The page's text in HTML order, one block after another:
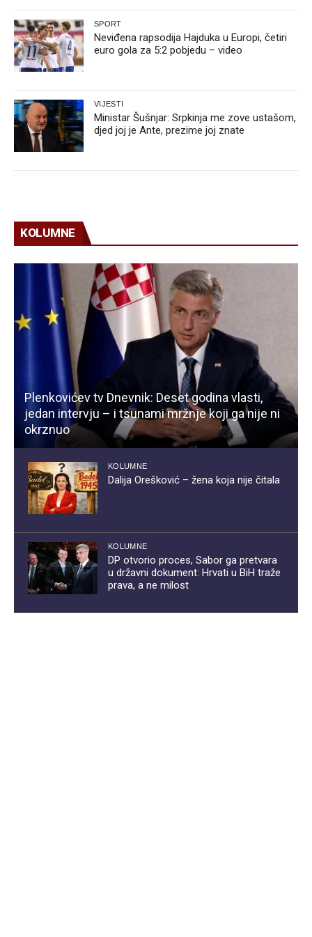
SPORT
Neviđena rapsodija Hajduka u Europi, četiri
euro gola za 5:2 pobjedu – video
VIJESTI
Ministar Šušnjar: Srpkinja me zove ustašom,
djed joj je Ante, prezime joj znate
KOLUMNE
Plenkovićev tv Dnevnik: Deset godina vlasti,
jedan intervju – i tsunami mržnje koji ga nije ni
okrznuo
KOLUMNE
Dalija Orešković – žena koja nije čitala
KOLUMNE
DP otvorio proces, Sabor ga pretvara
u državni dokument: Hrvati u BiH traže
prava, a ne milost